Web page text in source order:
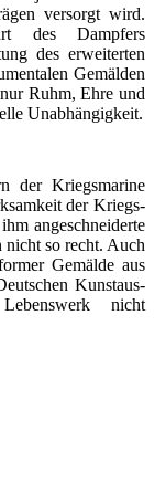
ver­sorgt wird.
des Damp­fers
des erwei­ter­ten
Gemäl­den
Ruhm, Ehre und
Unabhängigkeit.
der Kriegs­ma­ri­ne
der Kriegs­
ange­schnei­der­te
nicht so recht. Auch
Gemäl­de aus
Kunst­aus­
nicht